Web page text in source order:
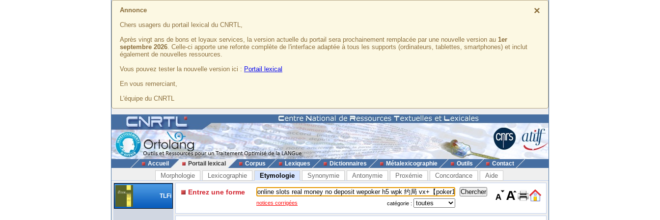
×
Annonce
Chers usagers du portail lexical du CNRTL,
Après vingt ans de bons et loyaux services, la version actuelle du portail sera prochainement remplacée par une nouvelle version au 1er
septembre 2026. Celle-ci apporte une refonte complète de l'interface adaptée à tous les supports (ordinateurs, tablettes, smartphones) et inclut
également de nouvelles ressources.
Vous pouvez tester la nouvelle version ici : Portail lexical
En vous remerciant,
L'équipe du CNRTL
Accueil Portail lexical Corpus Lexiques Dictionnaires Métalexicographie Outils Contact
Morphologie Lexicographie Etymologie Synonymie Antonymie Proxémie Concordance Aide
TLFi Entrez une forme
notices corrigées catégorie :